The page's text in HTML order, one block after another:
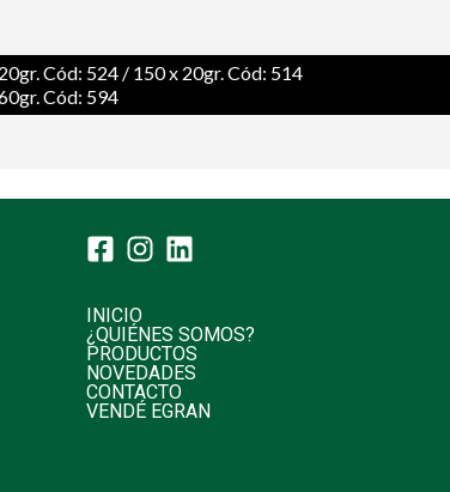
Cód: 524 / 150 x 20gr. Cód: 514
Cód: 594
INICIO
¿QUIÉNES SOMOS?
PRODUCTOS
NOVEDADES
CONTACTO
VENDÉ EGRAN